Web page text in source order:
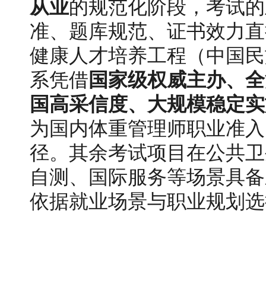
从业的规范化阶段，考试
准、题库规范、证书效力
健康人才培养工程（中国
系凭借国家级权威主办、
国高采信度、大规模稳定
为国内体重管理师职业准
径。其余考试项目在公共
自测、国际服务等场景具
依据就业场景与职业规划